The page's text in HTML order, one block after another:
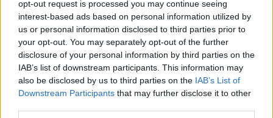
opt-out request is processed you may continue seeing
interest-based ads based on personal information utilized by
us or personal information disclosed to third parties prior to
your opt-out. You may separately opt-out of the further
disclosure of your personal information by third parties on the
IAB’s list of downstream participants. This information may
also be disclosed by us to third parties on the IAB’s List of
Downstream Participants that may further disclose it to other